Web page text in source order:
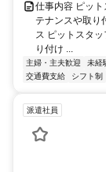
仕事内容 ピッ
テナンスや取り
ス ピットスタ
り付け ...
主婦・主夫歓迎 未経
交通費支給
シフト制
派遣社員